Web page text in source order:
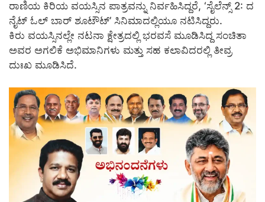
ರಾಣಿಯ ಕಿರಿಯ ವಯಸ್ಸಿನ ಪಾತ್ರವನ್ನು ನಿರ್ವಹಿಸಿದ್ದರೆ, ‘ಸೈಲೆನ್ಸ್ 2: ದ
ನೈಟ್ ಓಲ್ ಬಾರ್ ಶೂಟೌಟ್’ ಸಿನಿಮಾದಲ್ಲಿಯೂ ನಟಿಸಿದ್ದರು.
ಕಿರು ವಯಸ್ಸಿನಲ್ಲೇ ನಟನಾ ಕ್ಷೇತ್ರದಲ್ಲಿ ಭರವಸೆ ಮೂಡಿಸಿದ್ದ ಸಂಚಿತಾ
ಅವರ ಅಗಲಿಕೆ ಅಭಿಮಾನಿಗಳು ಮತ್ತು ಸಹ ಕಲಾವಿದರಲ್ಲಿ ತೀವ್ರ
ದುಃಖ ಮೂಡಿಸಿದೆ.